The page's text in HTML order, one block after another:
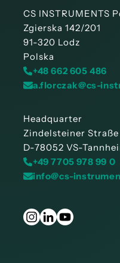
CS INSTRUMENTS
Zgierska 142/201
91-320 Lodz
Polska
+48 662 605 486
a.florczak@cs-
Headquarter
Zindelsteiner Straße
D-78052 VS-
+49 7705 978 99 0
info@cs-